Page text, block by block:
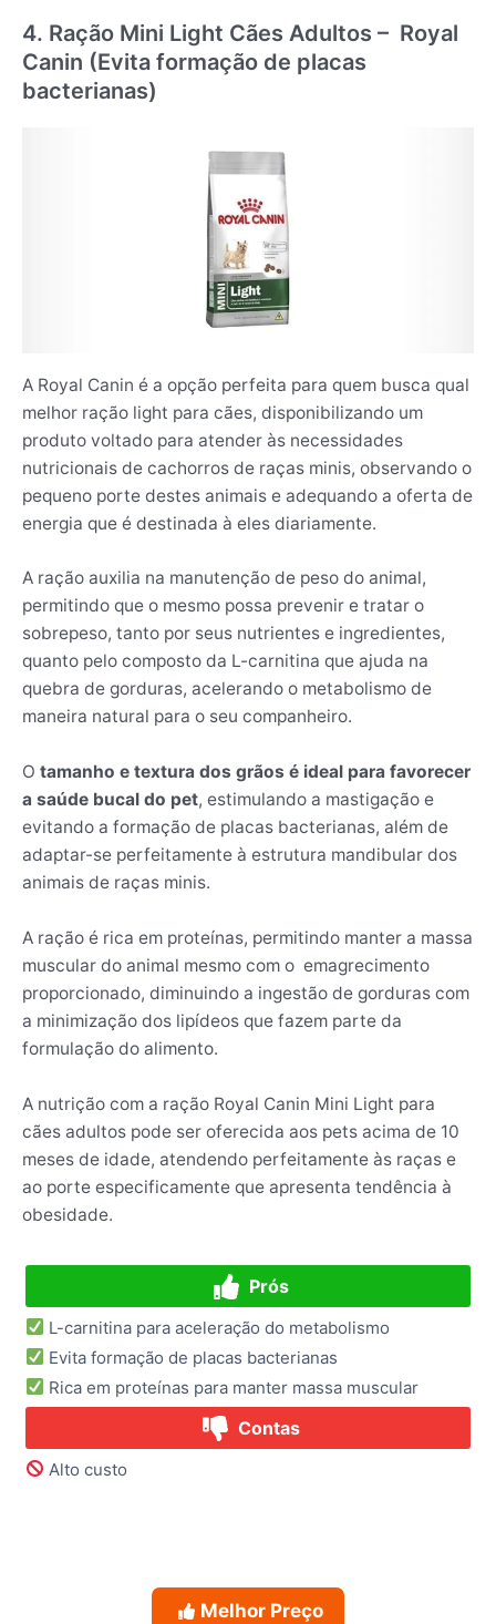
4. Ração Mini Light Cães Adultos – Royal
Canin (Evita formação de placas
bacterianas)
A Royal Canin é a opção perfeita para quem busca qual
melhor ração light para cães, disponibilizando um
produto voltado para atender às necessidades
nutricionais de cachorros de raças minis, observando o
pequeno porte destes animais e adequando a oferta de
energia que é destinada à eles diariamente.
A ração auxilia na manutenção de peso do animal,
permitindo que o mesmo possa prevenir e tratar o
sobrepeso, tanto por seus nutrientes e ingredientes,
quanto pelo composto da L-carnitina que ajuda na
quebra de gorduras, acelerando o metabolismo de
maneira natural para o seu companheiro.
O tamanho e textura dos grãos é ideal para favorecer
a saúde bucal do pet, estimulando a mastigação e
evitando a formação de placas bacterianas, além de
adaptar-se perfeitamente à estrutura mandibular dos
animais de raças minis.
A ração é rica em proteínas, permitindo manter a massa
muscular do animal mesmo com o emagrecimento
proporcionado, diminuindo a ingestão de gorduras com
a minimização dos lipídeos que fazem parte da
formulação do alimento.
A nutrição com a ração Royal Canin Mini Light para
cães adultos pode ser oferecida aos pets acima de 10
meses de idade, atendendo perfeitamente às raças e
ao porte especificamente que apresenta tendência à
obesidade.
Prós
L-carnitina para aceleração do metabolismo
Evita formação de placas bacterianas
Rica em proteínas para manter massa muscular
Contas
Alto custo
Melhor Preço